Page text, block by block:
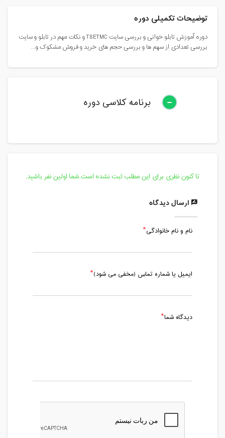
توضیحات تکمیلی دوره
دوره آموزش تابلو خوانی و بررسی سایت TSETMC و نکات مهم در تابلو و سایت
بررسی تعدادی از سهم ها و بررسی حجم های خرید و فروش مشکوک و...
برنامه کلاسی دوره
تا کنون نظری برای این مطلب ثبت نشده است.شما اولین نفر باشید.
ارسال دیدگاه
نام و نام خانوادگی
ایمیل یا شماره تماس (مخفی می شود)
دیدگاه شما